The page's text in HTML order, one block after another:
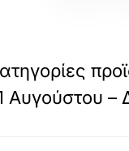
Αυγούστου –